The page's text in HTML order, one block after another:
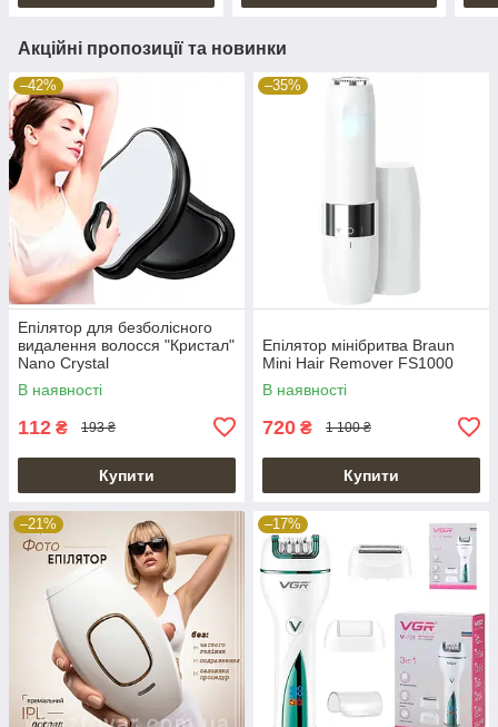
Акційні пропозиції та новинки
–42%
Епілятор для безболісного
видалення волосся "Кристал"
Nano Crystal
В наявності
112 ₴ 193 ₴
Купити
–35%
Епілятор мінібритва Braun
Mini Hair Remover FS1000
В наявності
720 ₴ 1 100 ₴
Купити
–21% –17%